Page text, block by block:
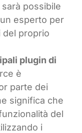
possibile
esperto per
del proprio
plugin di
è
parte dei
significa che
del
i